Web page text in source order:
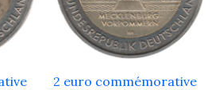
2 euro commémorative